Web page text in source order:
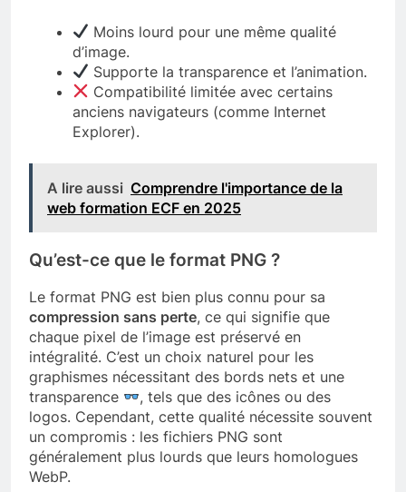
Moins lourd pour une même qualité
d’image.
Supporte la transparence et l’animation.
Compatibilité limitée avec certains
anciens navigateurs (comme Internet
Explorer).
A lire aussi Comprendre l'importance de la
web formation ECF en 2025
Qu’est-ce que le format PNG ?
Le format PNG est bien plus connu pour sa
compression sans perte, ce qui signifie que
chaque pixel de l’image est préservé en
intégralité. C’est un choix naturel pour les
graphismes nécessitant des bords nets et une
transparence
, tels que des icônes ou des
logos. Cependant, cette qualité nécessite souvent
un compromis : les fichiers PNG sont
généralement plus lourds que leurs homologues
WebP.